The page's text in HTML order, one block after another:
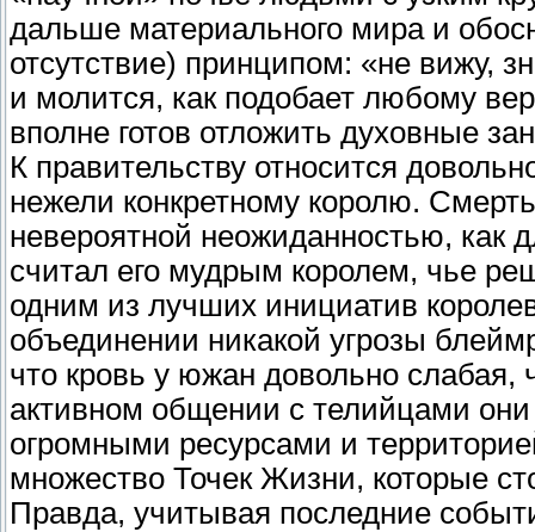
дальше материального мира и
отсутствие) принципом: «не вижу,
и молится, как подобает любому
вполне готов отложить духовные
К правительству относится
нежели конкретному королю.
невероятной неожиданностью, как
считал его мудрым королем, чье
одним из лучших инициатив
объединении никакой угрозы
что кровь у южан довольно слабая,
активном общении с телийцами
огромными ресурсами и
множество Точек Жизни, которые
Правда, учитывая последние